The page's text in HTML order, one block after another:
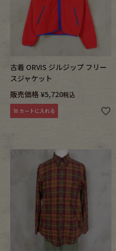
古着 ORVIS ジルジップ フリー
スジャケット
販売価格 ¥5,720税込
カートに入れる